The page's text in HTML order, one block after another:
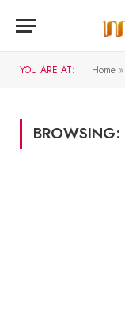
YOU ARE AT: Home »
BROWSING: